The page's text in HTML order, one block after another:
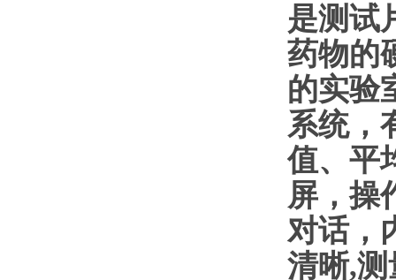
是测试
药物的
的实验
系统，
值、平
屏，操
对话，
清晰,